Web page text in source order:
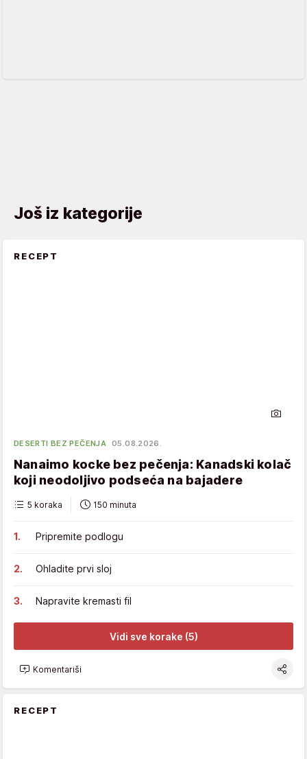
Još iz kategorije
RECEPT
DESERTI BEZ PEČENJA 05.08.2026.
Nanaimo kocke bez pečenja: Kanadski kolač
koji neodoljivo podseća na bajadere
5 koraka 150 minuta
Pripremite podlogu
Ohladite prvi sloj
Napravite kremasti fil
Vidi sve korake (5)
Komentariši
RECEPT